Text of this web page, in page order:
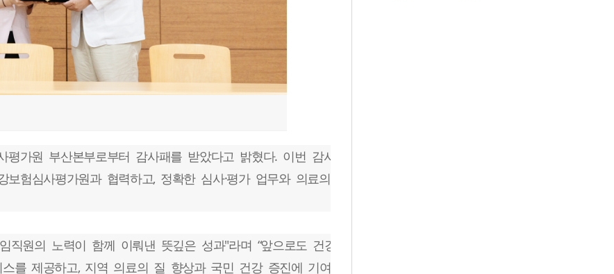
평가원 부산본부로부터 감사패를 받았다고 밝혔다. 이번 감사패는 건강보험 제도의 안정적 운
험심사평가원과 협력하고, 정확한 심사·평가 업무와 의료의 질 향상에 기여한 공로를 인정받
직원의 노력이 함께 이뤄낸 뜻깊은 성과"라며 “앞으로도 건강보험심사평가원과 긴밀한 협력을
를 제공하고, 지역 의료의 질 향상과 국민 건강 증진에 기여하는 병원이 될 수 있도록 최선을